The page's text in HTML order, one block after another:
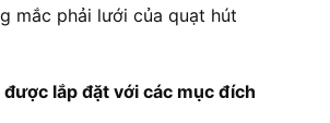
mắc phải lưới của quạt hút
lắp đặt với các mục đích